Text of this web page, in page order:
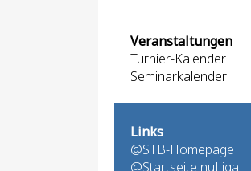
Veranstaltungen
Turnier-Kalender
Seminarkalender
Links
@STB-Homepage
@Startseite nuLiga